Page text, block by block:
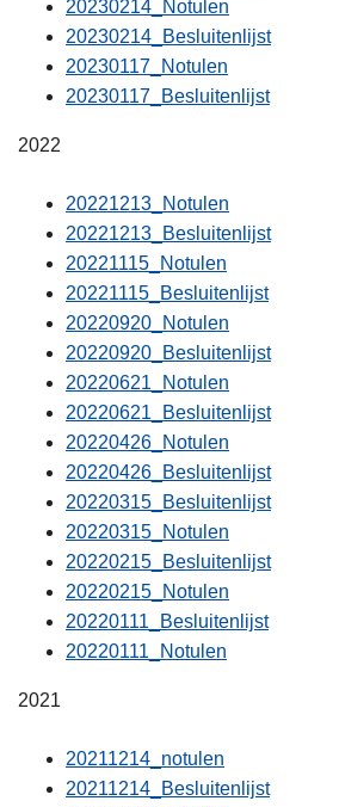
20230214_Notulen
20230214_Besluitenlijst
20230117_Notulen
20230117_Besluitenlijst
2022
20221213_Notulen
20221213_Besluitenlijst
20221115_Notulen
20221115_Besluitenlijst
20220920_Notulen
20220920_Besluitenlijst
20220621_Notulen
20220621_Besluitenlijst
20220426_Notulen
20220426_Besluitenlijst
20220315_Besluitenlijst
20220315_Notulen
20220215_Besluitenlijst
20220215_Notulen
20220111_Besluitenlijst
20220111_Notulen
2021
20211214_notulen
20211214_Besluitenlijst